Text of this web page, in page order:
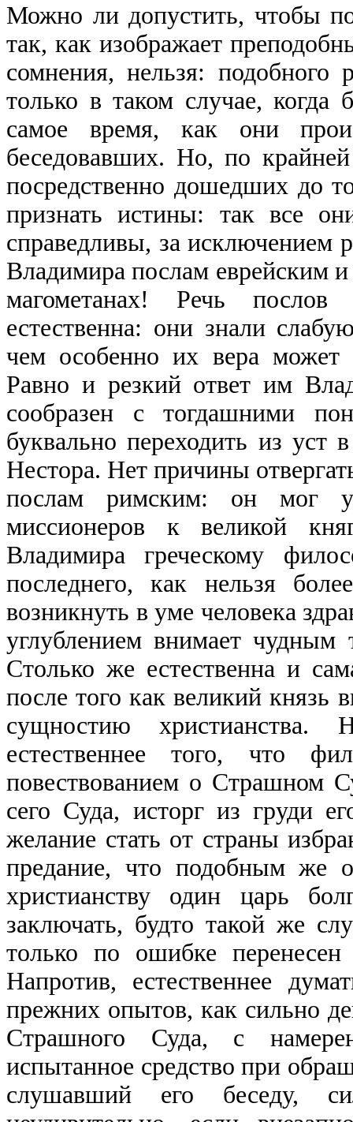
Можно ли допустить, чтобы
так, как изображает
сомнения, нельзя: подобного
только в таком случае,
самое время, как они
беседовавших. Но, по
посредственно дошедших до
признать истины: так все
справедливы, за исключением
Владимира послам еврейским
магометанах! Речь
естественна: они знали
чем особенно их вера может
Равно и резкий ответ им
сообразен с тогдашними
буквально переходить из уст
Нестора. Нет причины
послам римским: он мог
миссионеров к великой
Владимира греческому
последнего, как нельзя
возникнуть в уме человека
углублением внимает чудным
Столько же естественна и
после того как великий князь
сущностию
естественнее того, что
повествованием о Страшном
сего Суда, исторг из груди
желание стать от страны
предание, что подобным же
христианству один царь
заключать, будто такой же
только по ошибке
Напротив, естественнее
прежних опытов, как сильно
Страшного Суда, с
испытанное средство при
слушавший его беседу,